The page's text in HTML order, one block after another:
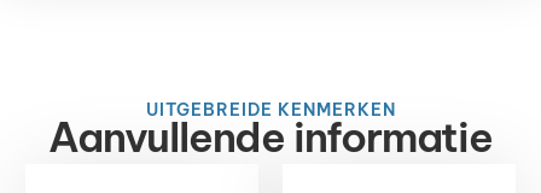
UITGEBREIDE KENMERKEN
Aanvullende informatie